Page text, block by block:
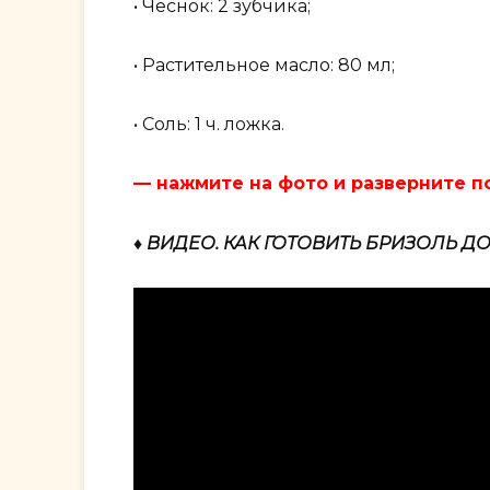
• Чеснок: 2 зубчика;
• Растительное масло: 80 мл;
• Соль: 1 ч. ложка.
— нажмите на фото и разверните
♦ ВИДЕО. КАК ГОТОВИТЬ БРИЗОЛЬ